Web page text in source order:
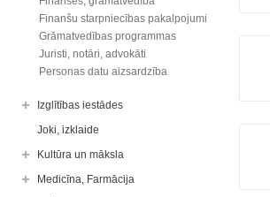
Finanšu starpniecības pakalpojumi
Grāmatvedības programmas
Juristi, notāri, advokāti
Personas datu aizsardzība
Izglītības iestādes
Joki, izklaide
Kultūra un māksla
Medicīna, Farmācija